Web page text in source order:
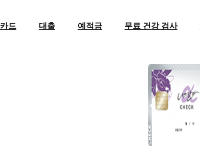
카드 대출 예적금 무료 건강 검사